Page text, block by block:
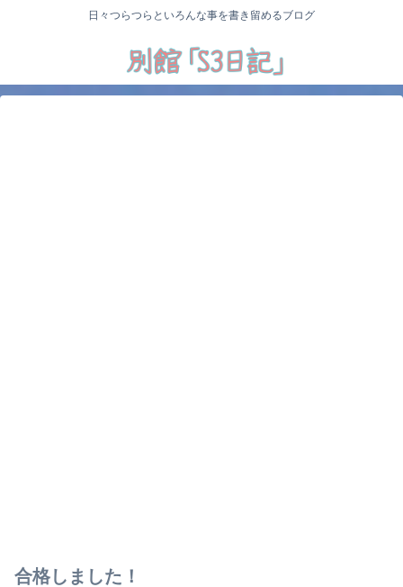
日々つらつらといろんな事を書き留めるブログ
合格しました！